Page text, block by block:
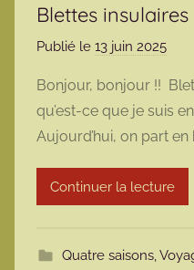
Blettes insulaires
Publié le 13 juin 2025
r
m
a
r
m
t
Bonjour, bonjour !!
qu’est-ce que je suis
Aujourd’hui, on part en
Continuer la lecture
Quatre saisons,